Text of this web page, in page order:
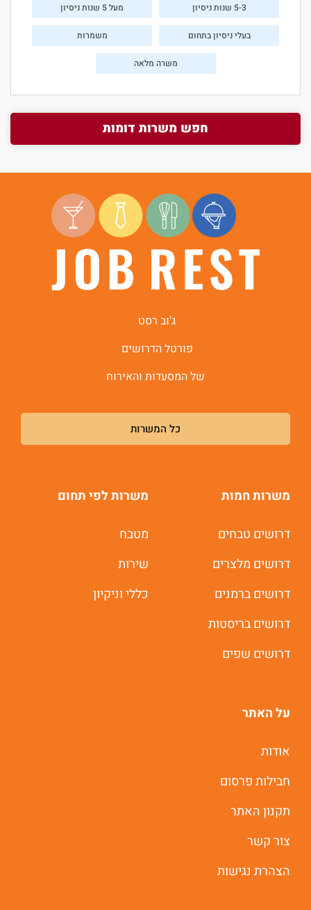
5-3 שנות ניסיון מעל 5 שנות ניסיון
בעלי ניסיון בתחום משמרות
משרה מלאה
חפש משרות דומות
ג'וב רסט
פורטל הדרושים
של המסעדות והאירוח
כל המשרות
משרות חמות
דרושים טבחים
דרושים מלצרים
דרושים ברמנים
דרושים בריסטות
דרושים שפים
משרות לפי תחום
מטבח
שירות
כללי וניקיון
על האתר
אודות
חבילות פרסום
תקנון האתר
צור קשר
הצהרת נגישות
משרות חמות לוואטסאפ